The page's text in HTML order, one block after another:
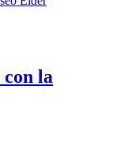
la